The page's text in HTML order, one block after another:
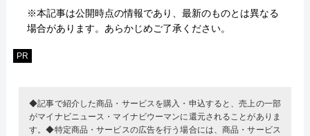
※本記事は公開時点の情報であり、最新のものとは異なる
場合があります。あらかじめご了承ください。
PR
◆記事で紹介した商品・サービスを購入・申込すると、売上の一部
がマイナビニュース・マイナビウーマンに還元されることがありま
す。◆特定商品・サービスの広告を行う場合には、商品・サービス